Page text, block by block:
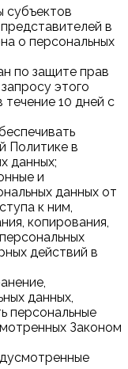
субъектов
в
о персональных
по защите прав
этого
10 дней с
Политике в
данных;
и
данных от
к ним,
копирования,
действий в
данных,
персональные
Законом